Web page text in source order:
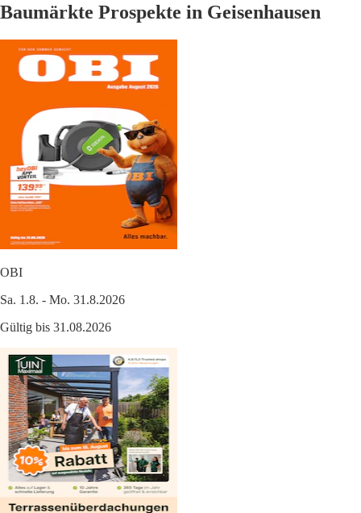
Baumärkte Prospekte in Geisenhausen
OBI
Sa. 1.8. - Mo. 31.8.2026
Gültig bis 31.08.2026